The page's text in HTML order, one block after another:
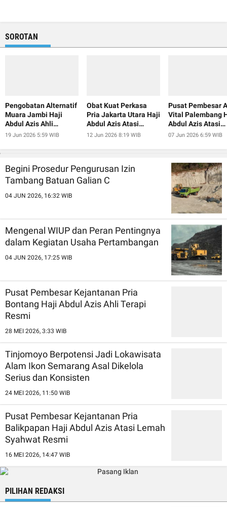
SOROTAN
Pengobatan Alternatif
Muara Jambi Haji
Abdul Azis Ahli
Pembesar Alat Vital
19 Jun 2026 5:59 WIB
Obat Kuat Perkasa
Pria Jakarta Utara Haji
Abdul Azis Atasi
Ejakulasi Dini
12 Jun 2026 8:19 WIB
Pusat Pembesar
Vital Palembang
Abdul Azis Atasi
Ejakulasi Dini
07 Jun 2026 6:59 WIB
Begini Prosedur Pengurusan Izin
Tambang Batuan Galian C
04 JUN 2026, 16:32 WIB
Mengenal WIUP dan Peran Pentingnya
dalam Kegiatan Usaha Pertambangan
04 JUN 2026, 17:25 WIB
Pusat Pembesar Kejantanan Pria
Bontang Haji Abdul Azis Ahli Terapi
Resmi
28 MEI 2026, 3:33 WIB
Tinjomoyo Berpotensi Jadi Lokawisata
Alam Ikon Semarang Asal Dikelola
Serius dan Konsisten
24 MEI 2026, 11:50 WIB
Pusat Pembesar Kejantanan Pria
Balikpapan Haji Abdul Azis Atasi Lemah
Syahwat Resmi
16 MEI 2026, 14:47 WIB
PILIHAN REDAKSI